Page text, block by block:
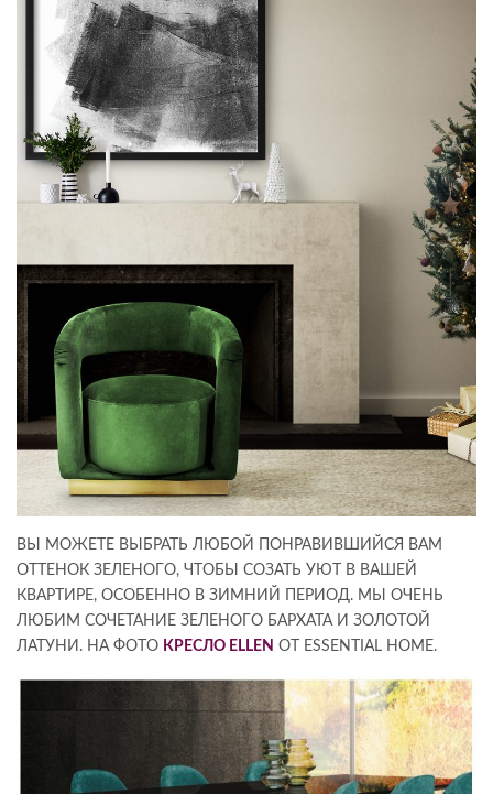
ВЫ МОЖЕТЕ ВЫБРАТЬ ЛЮБОЙ ПОНРАВИВШИЙСЯ ВАМ
ОТТЕНОК ЗЕЛЕНОГО, ЧТОБЫ СОЗАТЬ УЮТ В ВАШЕЙ
КВАРТИРЕ, ОСОБЕННО В ЗИМНИЙ ПЕРИОД. МЫ ОЧЕНЬ
ЛЮБИМ СОЧЕТАНИЕ ЗЕЛЕНОГО БАРХАТА И ЗОЛОТОЙ
ЛАТУНИ. НА ФОТО КРЕСЛО ELLEN ОТ ESSENTIAL HOME.